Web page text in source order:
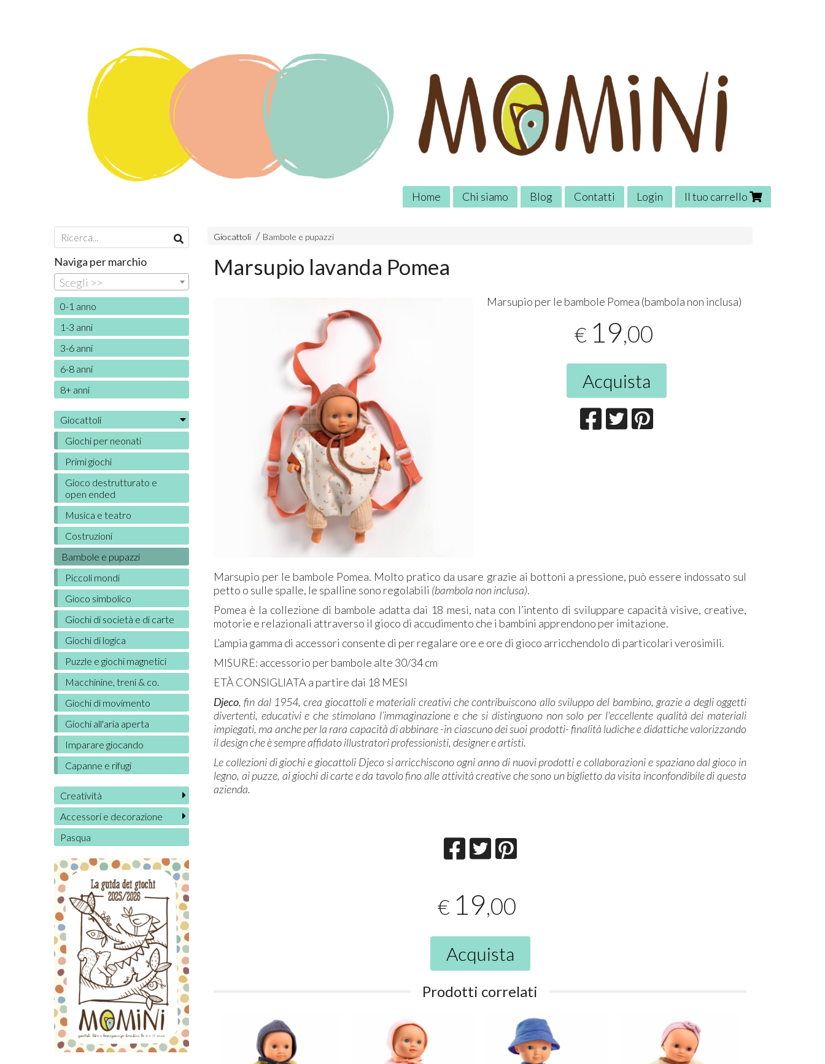
Home Chi siamo Blog Contatti Login Il tuo carrello
Giocattoli Bambole e pupazzi
Marsupio lavanda Pomea
Marsupio per le bambole Pomea (bambola non inclusa)
€ 19,00
Acquista
Marsupio per le bambole Pomea. Molto pratico da usare grazie ai bottoni a pressione, può essere indossato sul
petto o sulle spalle, le spalline sono regolabili (bambola non inclusa).
Pomea è la collezione di bambole adatta dai 18 mesi, nata con l’intento di sviluppare capacità visive, creative,
motorie e relazionali attraverso il gioco di accudimento che i bambini apprendono per imitazione.
L’ampia gamma di accessori consente di per regalare ore e ore di gioco arricchendolo di particolari verosimili.
MISURE: accessorio per bambole alte 30/34 cm
ETÀ CONSIGLIATA a partire dai 18 MESI
Djeco, fin dal 1954, crea giocattoli e materiali creativi che contribuiscono allo sviluppo del bambino, grazie a degli oggetti
divertenti, educativi e che stimolano l’immaginazione e che si distinguono non solo per l'eccellente qualità dei materiali
impiegati, ma anche per la rara capacità di abbinare -in ciascuno dei suoi prodotti- finalità ludiche e didattiche valorizzando
il design che è sempre affidato illustratori professionisti, designer e artisti.
Le collezioni di giochi e giocattoli Djeco si arricchiscono ogni anno di nuovi prodotti e collaborazioni e spaziano dal gioco in
legno, ai puzze, ai giochi di carte e da tavolo fino alle attività creative che sono un biglietto da visita inconfondibile di questa
azienda.
€ 19,00
Acquista
Prodotti correlati
Naviga per marchio
Scegli >>
0-1 anno
1-3 anni
3-6 anni
6-8 anni
8+ anni
Giocattoli
Giochi per neonati
Primi giochi
Gioco destrutturato e
open ended
Musica e teatro
Costruzioni
Bambole e pupazzi
Piccoli mondi
Gioco simbolico
Giochi di società e di carte
Giochi di logica
Puzzle e giochi magnetici
Macchinine, treni & co.
Giochi di movimento
Giochi all'aria aperta
Imparare giocando
Capanne e rifugi
Creatività
Accessori e decorazione
Pasqua